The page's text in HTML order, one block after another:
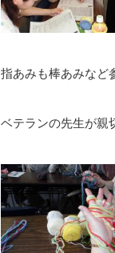
指あみも棒あみなど
ベテランの先生が親